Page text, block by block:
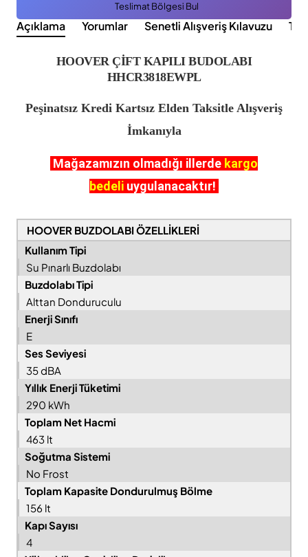
Teslimat Bölgesi Bul
Açıklama Yorumlar Senetli Alışveriş Kılavuzu
HOOVER ÇİFT KAPILI BUDOLABI
HHCR3818EWPL
Peşinatsız Kredi Kartsız Elden Taksitle Alışveriş
İmkanıyla
Mağazamızın olmadığı illerde kargo
bedeli uygulanacaktır!
HOOVER BUZDOLABIÖZELLİKLERİ
Kullanım Tipi
Su Pınarlı Buzdolabı
Buzdolabı Tipi
Alttan Donduruculu
Enerji Sınıfı
E
Ses Seviyesi
35 dBA
Yıllık Enerji Tüketimi
290 kWh
Toplam Net Hacmi
463 lt
Soğutma Sistemi
No Frost
Toplam Kapasite Dondurulmuş Bölme
156 lt
Kapı Sayısı
4